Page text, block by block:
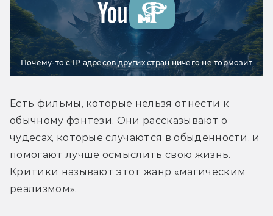
Почему-то с IP адресов других стран ничего не тормозит
Есть фильмы, которые нельзя отнести к
обычному фэнтези. Они рассказывают о
чудесах, которые случаются в обыденности, и
помогают лучше осмыслить свою жизнь.
Критики называют этот жанр «магическим
реализмом».